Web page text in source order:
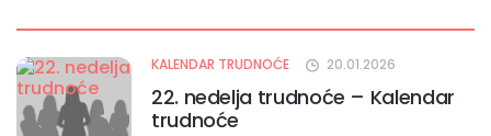
KALENDAR TRUDNOĆE 20.01.2026
22. nedelja trudnoće – Kalendar
trudnoće